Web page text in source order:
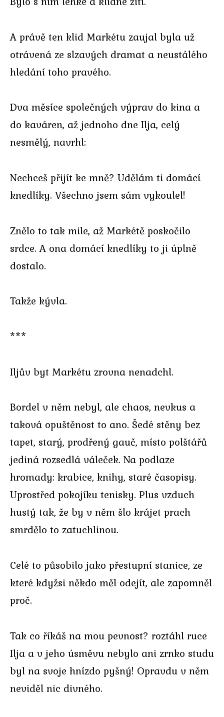
A právě ten klid Markétu zaujal byla už
otrávená ze slzavých dramat a neustálého
hledání toho pravého.
Dva měsíce společných výprav do kina a
do kaváren, až jednoho dne Ilja, celý
nesmělý, navrhl:
Nechceš přijít ke mně? Udělám ti domácí
knedlíky. Všechno jsem sám vykoulel!
Znělo to tak mile, až Markétě poskočilo
srdce. A ona domácí knedlíky to ji úplně
dostalo.
Takže kývla.
***
Iljův byt Markétu zrovna nenadchl.
Bordel v něm nebyl, ale chaos, nevkus a
taková opuštěnost to ano. Šedé stěny bez
tapet, starý, prodřený gauč, místo polštářů
jediná rozsedlá váleček. Na podlaze
hromady: krabice, knihy, staré časopisy.
Uprostřed pokojíku tenisky. Plus vzduch
hustý tak, že by v něm šlo krájet prach
smrdělo to zatuchlinou.
Celé to působilo jako přestupní stanice, ze
které kdyžsi někdo měl odejít, ale zapomněl
proč.
Tak co říkáš na mou pevnost? roztáhl ruce
Ilja a v jeho úsměvu nebylo ani zrnko studu
byl na svoje hnízdo pyšný! Opravdu v něm
neviděl nic divného.